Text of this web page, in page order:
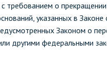
требованием о
указанных в
Законом о
другими федеральными